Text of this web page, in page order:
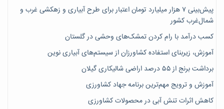
پیش‌بینی ۷‌ هزار میلیارد تومان اعتبار برای طرح آبیاری و زهکشی غرب و
شمال‌غرب کشور
کسب درآمد با رام کردن تمشک‌های وحشی در گلستان
آموزش، زیربنای استفاده کشاورزان از سیستم‌های آبیاری نوین
برداشت برنج از ۵۵ درصد اراضی شالیکاری گیلان
آموزش و ترویج مهم‌ترین برنامه جهاد کشاورزی
کاهش اثرات تنش آبی در محصولات کشاورزی